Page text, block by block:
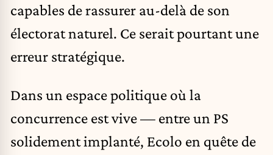
capables de rassurer au-delà de son
électorat naturel. Ce serait pourtant une
erreur stratégique.
Dans un espace politique où la
concurrence est vive — entre un PS
solidement implanté, Ecolo en quête de